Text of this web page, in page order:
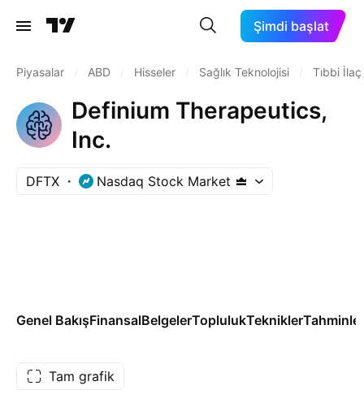
Şimdi başlat
Piyasalar ABD Hisseler Sağlık Teknolojisi Tıbbi
Definium Therapeutics,
Inc.
DFTX Nasdaq Stock Market
Genel BakışFinansalBelgelerToplulukTekniklerTahminler
Tam grafik